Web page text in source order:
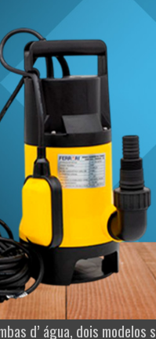
d’ água, dois